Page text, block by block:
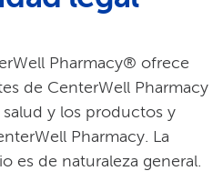
Pharmacy® ofrece
de CenterWell Pharmacy
y los productos y
Pharmacy. La
es de naturaleza general.